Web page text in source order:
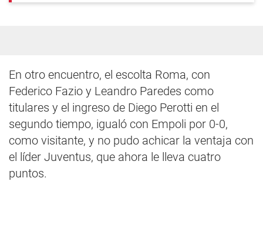
En otro encuentro, el escolta Roma, con
Federico Fazio y Leandro Paredes como
titulares y el ingreso de Diego Perotti en el
segundo tiempo, igualó con Empoli por 0-0,
como visitante, y no pudo achicar la ventaja con
el líder Juventus, que ahora le lleva cuatro
puntos.